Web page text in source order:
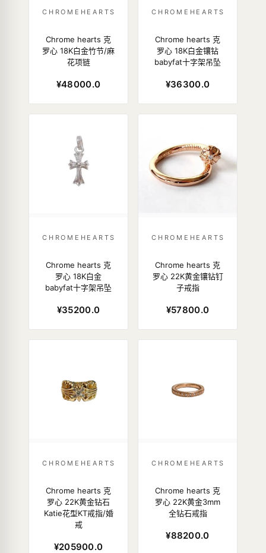
CHROMEHEARTS
Chrome hearts 克
罗心 18K白金竹节/麻
花项链
¥48000.0
CHROMEHEARTS
Chrome hearts 克
罗心 18K白金镶钻
babyfat十字架吊坠
¥36300.0
CHROMEHEARTS
Chrome hearts 克
罗心 18K白金
babyfat十字架吊坠
¥35200.0
CHROMEHEARTS
Chrome hearts 克
罗心 22K黄金镶钻钉
子戒指
¥57800.0
CHROMEHEARTS
Chrome hearts 克
罗心 22K黄金钻石
Katie花型KT戒指/婚
戒
¥205900.0
CHROMEHEARTS
Chrome hearts 克
罗心 22K黄金3mm
全钻石戒指
¥88200.0